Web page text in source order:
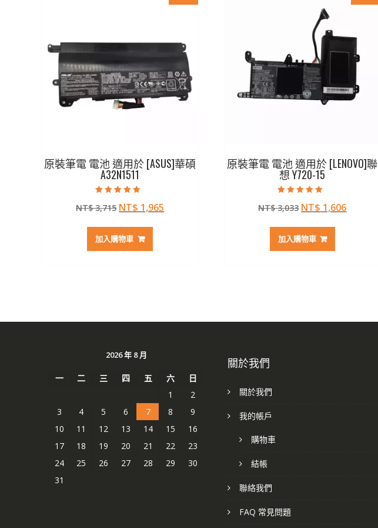
原裝筆電 電池 適用於 [ASUS]華碩
A32N1511
5.00
滿分 5
NT$3,715 原
價
格：
NT$ 1,965
加入購物車
原裝筆電 電池 適用於 [LENOVO]聯
想 Y720-15
5.00
滿分 5
NT$3,033 原
價
格：
NT$ 1,606目
加入購物車
2026 年 8 月
一 二 三 四 五 六
日
1
2
3
4 5 6 7 8
9
10
11 12 13 14 15
16
17
18 19 20 21 22
23
24
25 26 27 28 29
30
31
關於我們
關於我們
我的帳戶
購物車
結帳
聯絡我們
FAQ 常見問題